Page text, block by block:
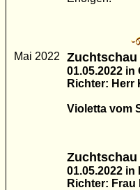
Mai 2022 Zuchtschau
01.05.2022 in
Richter: Herr
Violetta vom
Zuchtschau
01.05.2022 in
Richter: